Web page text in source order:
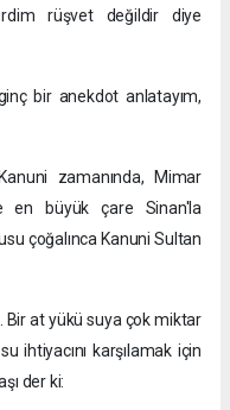
rüşvet değildir diye
bir anekdot anlatayım,
zamanında, Mimar
en büyük çare Sinan'la
çoğalınca Kanuni Sultan
Bir at yükü suya çok miktar
ihtiyacını karşılamak için
der ki: